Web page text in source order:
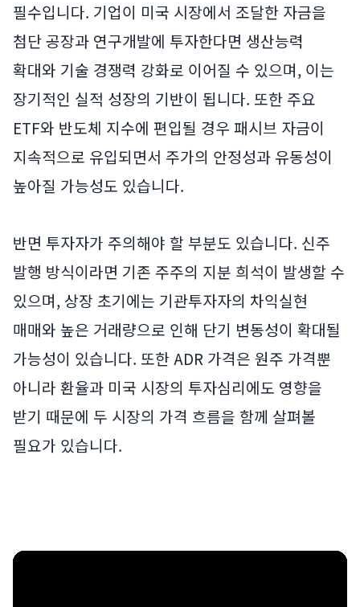
필수입니다. 기업이 미국 시장에서 조달한 자금을
첨단 공장과 연구개발에 투자한다면 생산능력
확대와 기술 경쟁력 강화로 이어질 수 있으며, 이는
장기적인 실적 성장의 기반이 됩니다. 또한 주요
ETF와 반도체 지수에 편입될 경우 패시브 자금이
지속적으로 유입되면서 주가의 안정성과 유동성이
높아질 가능성도 있습니다.
반면 투자자가 주의해야 할 부분도 있습니다. 신주
발행 방식이라면 기존 주주의 지분 희석이 발생할 수
있으며, 상장 초기에는 기관투자자의 차익실현
매매와 높은 거래량으로 인해 단기 변동성이 확대될
가능성이 있습니다. 또한 ADR 가격은 원주 가격뿐
아니라 환율과 미국 시장의 투자심리에도 영향을
받기 때문에 두 시장의 가격 흐름을 함께 살펴볼
필요가 있습니다.